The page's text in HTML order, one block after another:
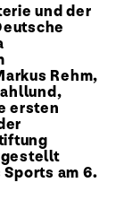
und der
Rehm,
ersten
am 6.